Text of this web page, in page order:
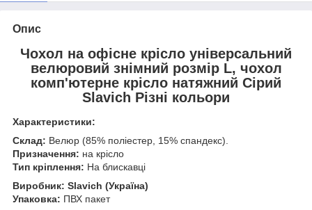
Опис
Чохол на офісне крісло універсальний
велюровий знімний розмір L, чохол
комп'ютерне крісло натяжний Сірий
Slavich Різні кольори
Характеристики:
Склад: Велюр (85% поліестер, 15% спандекс).
Призначення: на крісло
Тип кріплення: На блискавці
Виробник: Slavich (Україна)
Упаковка: ПВХ пакет